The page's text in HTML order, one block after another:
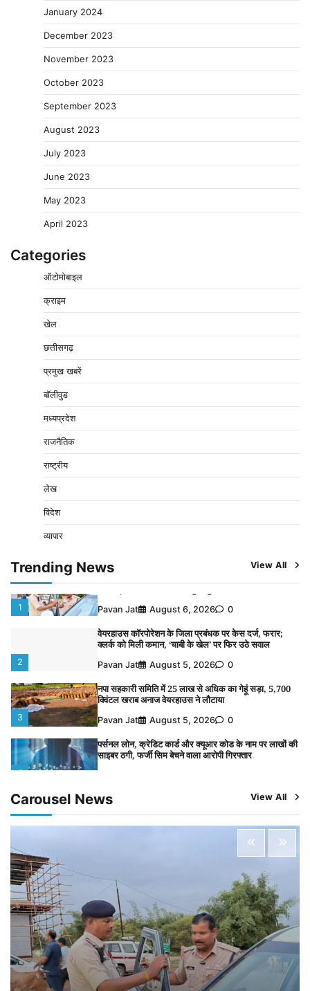
January 2024
December 2023
November 2023
October 2023
September 2023
August 2023
July 2023
June 2023
May 2023
April 2023
Categories
ऑटोमोबाइल
क्राइम
खेल
छत्तीसगढ़
प्रमुख खबरें
बॉलीवुड
मध्यप्रदेश
राजनैतिक
राष्ट्रीय
लेख
विदेश
व्यापार
Trending News View All
Pavan Jat August 5, 2026 0
नपा सहकारी समिति में 25 लाख से अधिक का गेहूं सड़ा, 5,700
साइबर ठगी, फर्जी सिम बेचने वाला आरोपी गिरफ्तार
5 Pavan Jat
1 Pavan Jat August 6, 2026 0
2
वेयरहाउस कॉरपोरेशन के जिला प्रबंधक पर केस दर्ज, फरार;
क्लर्क को मिली कमान, ‘चाबी के खेल’ पर फिर उठे सवाल
Pavan Jat August 5, 2026 0
3
नपा सहकारी समिति में 25 लाख से अधिक का गेहूं सड़ा, 5,700
क्विंटल खराब अनाज वेयरहाउस ने लौटाया
Pavan Jat August 5, 2026 0
4
पर्सनल लोन, क्रेडिट कार्ड और क्यूआर कोड के नाम पर लाखों की
साइबर ठगी, फर्जी सिम बेचने वाला आरोपी गिरफ्तार
5
विशेष प्रवर्तन अभियान में नर्मदापुरम पुलिस की सख्त कार्रवाई
1
विशेष प्रवर्तन अभियान में नर्मदापुरम पुलिस की लगातार सख्ती
2
वेयरहाउस कॉरपोरेशन के जिला प्रबंधक पर केस दर्ज, फरार;
क्लर्क को मिली कमान, ‘चाबी के खेल’ पर फिर उठे सवाल
Pavan Jat August 5, 2026 0
3
नपा सहकारी समिति में 25 लाख से अधिक का गेहूं सड़ा, 5,700
क्विंटल खराब अनाज वेयरहाउस ने लौटाया
Pavan Jat August 5, 2026 0
Carousel News View All